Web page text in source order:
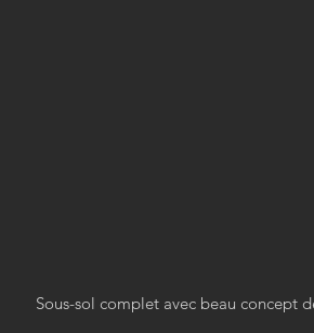
Sous-sol complet avec beau concept